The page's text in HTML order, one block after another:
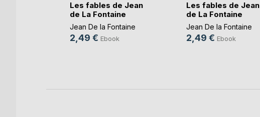
Les fables de Jean
de La Fontaine
Jean De la Fontaine
2,49 € Ebook
Les fables de Jean
de La Fontaine
Jean De la Fontaine
2,49 € Ebook